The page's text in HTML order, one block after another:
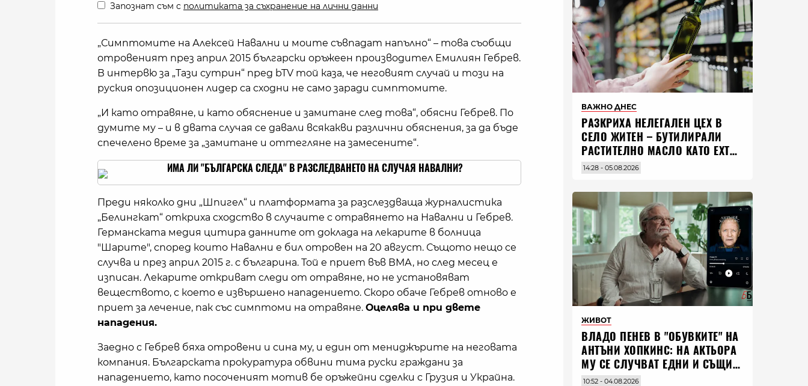
Запознат съм с политиката за съхранение на лични данни
„Симптомите на Алексей Навални и моите съвпадат напълно“ – това съобщи
отровеният през април 2015 български оръжеен производител Емилиян Гебрев.
В интервю за „Тази сутрин“ пред bTV той каза, че неговият случай и този на
руския опозиционен лидер са сходни не само заради симптомите.
„И като отравяне, и като обяснение и замитане след това“, обясни Гебрев. По
думите му – и в двата случая се давали всякакви различни обяснения, за да бъде
спечелено време за „замитане и оттегляне на замесените“.
ИМА ЛИ "БЪЛГАРСКА СЛЕДА" В РАЗСЛЕДВАНЕТО НА СЛУЧАЯ НАВАЛНИ?
Преди няколко дни „Шпигел“ и платформата за разслездваща журналистика
„Белингкат“ откриха сходство в случаите с отравянето на Навални и Гебрев.
Германската медия цитира данните от доклада на лекарите в болница
"Шарите", според които Навални е бил отровен на 20 август. Същото нещо се
случва и през април 2015 г. с българина. Той е приет във ВМА, но след месец е
изписан. Лекарите откриват следи от отравяне, но не установяват
веществото, с което е извършено нападението. Скоро обаче Гебрев отново е
приет за лечение, пак със симптоми на отравяне. Оцелява и при двете
нападения.
Заедно с Гебрев бяха отровени и сина му, и един от мениджърите на неговата
компания. Българската прокуратура обвини тима руски граждани за
нападението, като посоченият мотив бе оръжейни сделки с Грузия и Украйна.
ВАЖНО ДНЕС
РАЗКРИХА НЕЛЕГАЛЕН ЦЕХ В
СЕЛО ЖИТЕН – БУТИЛИРАЛИ
РАСТИТЕЛНО МАСЛО КАТО EXTRA
VIRGIN ЗЕХТИН
14:28 - 05.08.2026
ЖИВОТ
ВЛАДO ПЕНЕВ В "ОБУВКИТЕ" НА
АНТЪНИ ХОПКИНС: НА АКТЬОРА
МУ СЕ СЛУЧВАТ ЕДНИ И СЪЩИ
НЕЩА ПО ЦЕЛИЯ СВЯТ
10:52 - 04.08.2026